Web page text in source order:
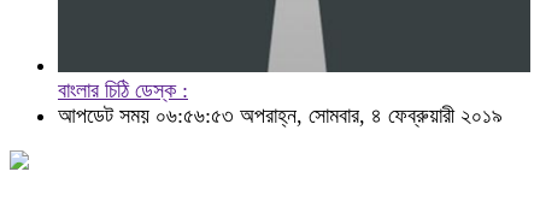
বাংলার চিঠি ডেস্ক :
আপডেট সময় ০৬:৫৬:৫৩ অপরাহ্ন, সোমবার, ৪ ফেব্রুয়ারী ২০১৯